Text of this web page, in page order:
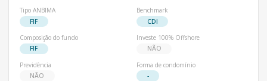
Tipo ANBIMA
FIF
Benchmark
CDI
Composição do fundo
FIF
Investe 100% Offshore
NÃO
Previdência
NÃO
Forma de condomínio
-